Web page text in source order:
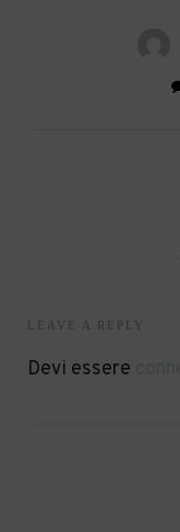
LEAVE A REPLY
Devi essere